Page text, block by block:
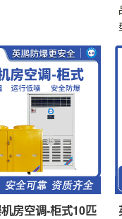
房空调-柜式10匹